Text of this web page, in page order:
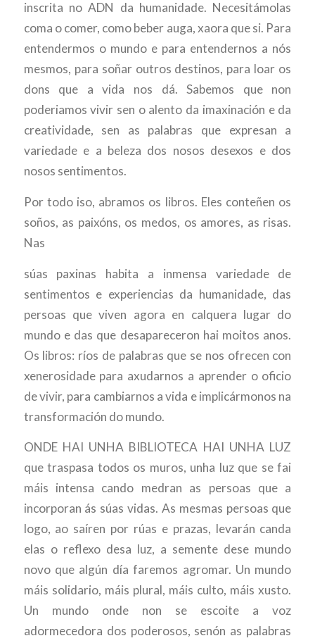
inscrita no ADN da humanidade. Necesitámolas
coma o comer, como beber auga, xaora que si. Para
entendermos o mundo e para entendernos a nós
mesmos, para soñar outros destinos, para loar os
dons que a vida nos dá. Sabemos que non
poderiamos vivir sen o alento da imaxinación e da
creatividade, sen as palabras que expresan a
variedade e a beleza dos nosos desexos e dos
nosos sentimentos.
Por todo iso, abramos os libros. Eles conteñen os
soños, as paixóns, os medos, os amores, as risas.
Nas
súas paxinas habita a inmensa variedade de
sentimentos e experiencias da humanidade, das
persoas que viven agora en calquera lugar do
mundo e das que desapareceron hai moitos anos.
Os libros: ríos de palabras que se nos ofrecen con
xenerosidade para axudarnos a aprender o oficio
de vivir, para cambiarnos a vida e implicármonos na
transformación do mundo.
ONDE HAI UNHA BIBLIOTECA HAI UNHA LUZ
que traspasa todos os muros, unha luz que se fai
máis intensa cando medran as persoas que a
incorporan ás súas vidas. As mesmas persoas que
logo, ao saíren por rúas e prazas, levarán canda
elas o reflexo desa luz, a semente dese mundo
novo que algún día faremos agromar. Un mundo
máis solidario, máis plural, máis culto, máis xusto.
Un mundo onde non se escoite a voz
adormecedora dos poderosos, senón as palabras